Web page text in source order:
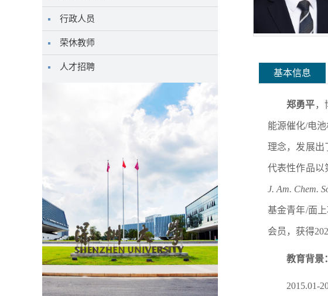
行政人员
荣休教师
人才招聘
基本信息
郑勇平 ，
能源催化/电
理念，发展出
代表性作品以
J. Am. Chem.
基金青年/面
会员，获得
教育背景：
2015.01-